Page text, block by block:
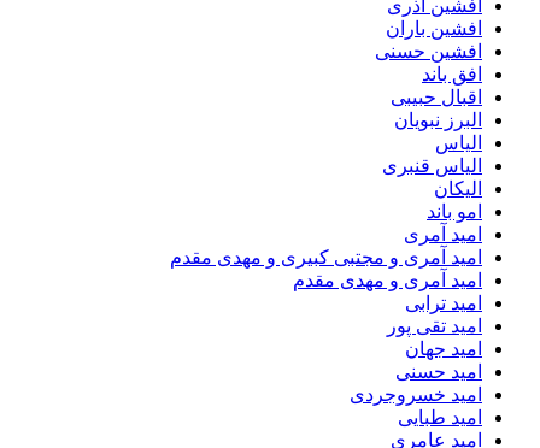
افشین آذری
افشین باران
افشین حسنی
افق باند
اقبال حبیبی
البرز نبویان
الیاس
الیاس قنبرى
الیکان
امو باند
امید آمری
امید آمری و مجتبی کبیری و مهدى مقدم
امید آمری و مهدی مقدم
امید ترابی
امید تقی پور
امید جهان
امید حسنی
امید خسروجردی
امید طبایی
امید عامری